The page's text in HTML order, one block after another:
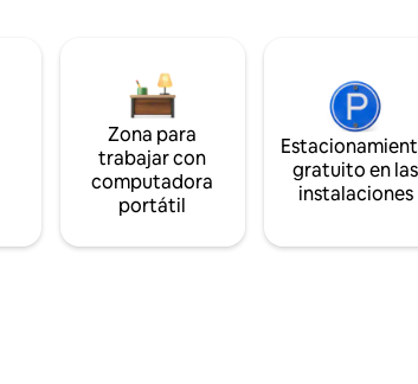
Zona para
trabajar con
computadora
portátil
gratuito en las
instalaciones